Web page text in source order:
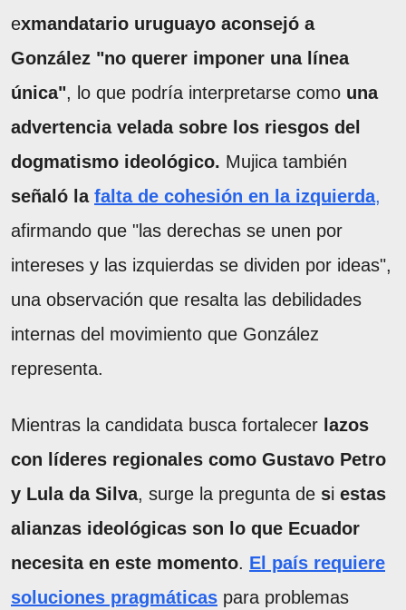
exmandatario uruguayo aconsejó a
González "no querer imponer una línea
única", lo que podría interpretarse como una
advertencia velada sobre los riesgos del
dogmatismo ideológico. Mujica también
señaló la falta de cohesión en la izquierda,
afirmando que "las derechas se unen por
intereses y las izquierdas se dividen por ideas",
una observación que resalta las debilidades
internas del movimiento que González
representa.
Mientras la candidata busca fortalecer lazos
con líderes regionales como Gustavo Petro
y Lula da Silva, surge la pregunta de si estas
alianzas ideológicas son lo que Ecuador
necesita en este momento. El país requiere
soluciones pragmáticas para problemas